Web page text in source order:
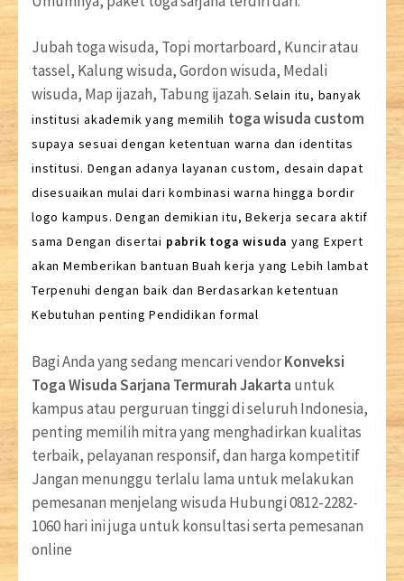
Jubah toga wisuda, Topi mortarboard, Kuncir atau
tassel, Kalung wisuda, Gordon wisuda, Medali
wisuda, Map ijazah, Tabung ijazah. Selain itu, banyak
institusi akademik yang memilih toga wisuda custom
supaya sesuai dengan ketentuan warna dan identitas
institusi. Dengan adanya layanan custom, desain dapat
disesuaikan mulai dari kombinasi warna hingga bordir
logo kampus. Dengan demikian itu, Bekerja secara aktif
sama Dengan disertai pabrik toga wisudayang Expert
akan Memberikan bantuan Buah kerja yang Lebih lambat
Terpenuhi dengan baik dan Berdasarkan ketentuan
Kebutuhan penting Pendidikan formal
Bagi Anda yang sedang mencari vendorKonveksi
Toga Wisuda Sarjana Termurah Jakarta untuk
kampus atau perguruan tinggi di seluruh Indonesia,
penting memilih mitra yang menghadirkan kualitas
terbaik, pelayanan responsif, dan harga kompetitif
Jangan menunggu terlalu lama untuk melakukan
pemesanan menjelang wisuda Hubungi 0812-2282-
1060 hari ini juga untuk konsultasi serta pemesanan
online